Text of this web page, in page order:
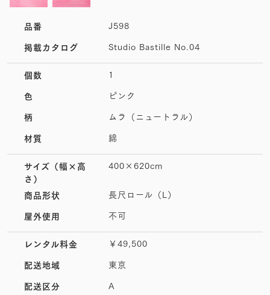
品番 J598
掲載カタログ Studio Bastille No.04
個数 1
色 ピンク
柄 ムラ（ニュートラル）
材質 綿
サイズ （幅×高
さ）
400×620cm
商品形状 長尺ロール（L）
屋外使用 不可
レンタル料金 ￥49,500
配送地域 東京
配送区分 A